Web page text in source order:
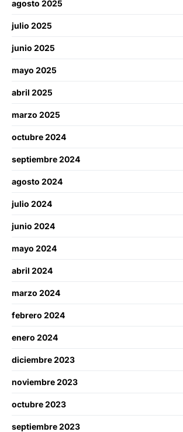
agosto 2025
julio 2025
junio 2025
mayo 2025
abril 2025
marzo 2025
octubre 2024
septiembre 2024
agosto 2024
julio 2024
junio 2024
mayo 2024
abril 2024
marzo 2024
febrero 2024
enero 2024
diciembre 2023
noviembre 2023
octubre 2023
septiembre 2023